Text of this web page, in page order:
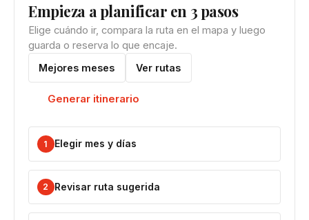
Empieza a planificar en 3 pasos
Elige cuándo ir, compara la ruta en el mapa y luego
guarda o reserva lo que encaje.
Mejores meses Ver rutas
Generar itinerario
1 Elegir mes y días
2 Revisar ruta sugerida